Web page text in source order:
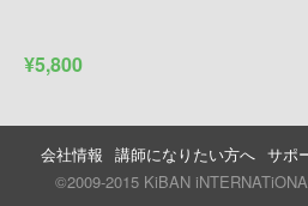
¥5,800
会社情報 講師になりたい方へ サポ
©2009-2015 KiBAN